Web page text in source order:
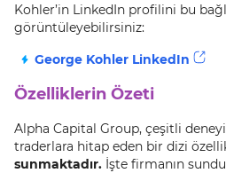
Kohler’in LinkedIn profilini bu
görüntüleyebilirsiniz:
George Kohler LinkedIn
Özelliklerin Özeti
Alpha Capital Group, çeşitli
traderlara hitap eden bir dizi
sunmaktadır. İşte firmanın